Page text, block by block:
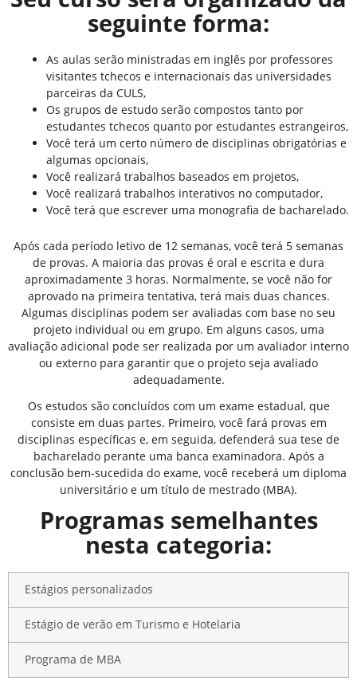
seguinte forma:
As aulas serão ministradas em inglês por professores
visitantes tchecos e internacionais das universidades
parceiras da CULS,
Os grupos de estudo serão compostos tanto por
estudantes tchecos quanto por estudantes estrangeiros,
Você terá um certo número de disciplinas obrigatórias e
algumas opcionais,
Você realizará trabalhos baseados em projetos,
Você realizará trabalhos interativos no computador,
Você terá que escrever uma monografia de bacharelado.
Após cada período letivo de 12 semanas, você terá 5 semanas
de provas. A maioria das provas é oral e escrita e dura
aproximadamente 3 horas. Normalmente, se você não for
aprovado na primeira tentativa, terá mais duas chances.
Algumas disciplinas podem ser avaliadas com base no seu
projeto individual ou em grupo. Em alguns casos, uma
avaliação adicional pode ser realizada por um avaliador interno
ou externo para garantir que o projeto seja avaliado
adequadamente.
Os estudos são concluídos com um exame estadual, que
consiste em duas partes. Primeiro, você fará provas em
disciplinas específicas e, em seguida, defenderá sua tese de
bacharelado perante uma banca examinadora. Após a
conclusão bem-sucedida do exame, você receberá um diploma
universitário e um título de mestrado (MBA).
Programas semelhantes
nesta categoria:
Estágios personalizados
Estágio de verão em Turismo e Hotelaria
Programa de MBA